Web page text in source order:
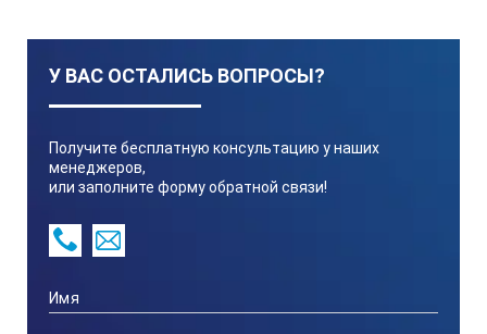
В комплект поставки входят 2 стандартных
преобразователя с рабочей частотой 5 МГц
Диапазон перестройки скорости звука до 9999 м/с
Четкий 4-разрядный графический ЖКИ со
светодиодной подсветкой
Дискретность индикации толщины 0.1 мм
Встроенная память на 10 измерений
типовых измерений
У ВАС ОСТАЛИСЬ ВОПРОСЫ?
Получите бесплатную консультацию у наших
менеджеров,
или заполните форму обратной связи!